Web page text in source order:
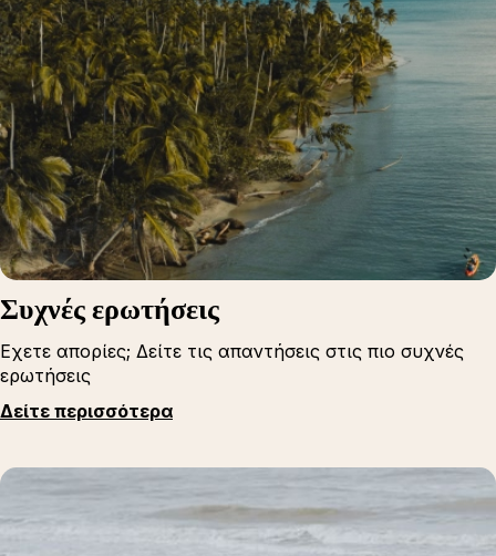
Συχνές ερωτήσεις
Εχετε απορίες; Δείτε τις απαντήσεις στις πιο συχνές
ερωτήσεις
Δείτε περισσότερα